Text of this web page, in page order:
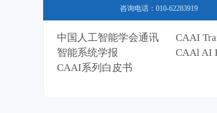
咨询电话：010-62283919
中国人工智能学会通讯
CAAI
智能系统学报
CAAl AI
CAAI系列白皮书